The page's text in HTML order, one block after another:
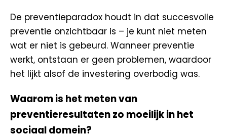
De preventieparadox houdt in dat succesvolle
preventie onzichtbaar is – je kunt niet meten
wat er niet is gebeurd. Wanneer preventie
werkt, ontstaan er geen problemen, waardoor
het lijkt alsof de investering overbodig was.
Waarom is het meten van
preventieresultaten zo moeilijk in het
sociaal domein?